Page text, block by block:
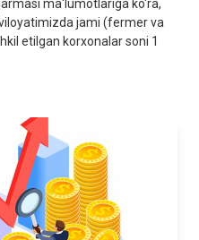
ma'lumotlariga ko'ra,
jami (fermer va
etilgan korxonalar soni 1